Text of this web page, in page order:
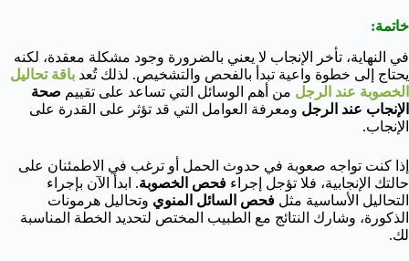
خاتمة:
في النهاية، تأخر الإنجاب لا يعني بالضرورة وجود مشكلة معقدة، لكنه
يحتاج إلى خطوة واعية تبدأ بالفحص والتشخيص. لذلك تُعد باقة تحاليل
الخصوبة عند الرجل من أهم الوسائل التي تساعد على تقييم صحة
الإنجاب عند الرجل ومعرفة العوامل التي قد تؤثر على القدرة على
الإنجاب.
إذا كنت تواجه صعوبة في حدوث الحمل أو ترغب في الاطمئنان على
حالتك الإنجابية، فلا تؤجل إجراء فحص الخصوبة. ابدأ الآن بإجراء
التحاليل الأساسية مثل فحص السائل المنوي وتحاليل هرمونات
الذكورة، وشارك النتائج مع الطبيب المختص لتحديد الخطة المناسبة
لك.